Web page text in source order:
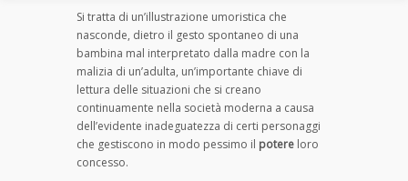
Si tratta di un’illustrazione umoristica che
nasconde, dietro il gesto spontaneo di una
bambina mal interpretato dalla madre con la
malizia di un’adulta, un’importante chiave di
lettura delle situazioni che si creano
continuamente nella società moderna a causa
dell’evidente inadeguatezza di certi personaggi
che gestiscono in modo pessimo il potere loro
concesso.